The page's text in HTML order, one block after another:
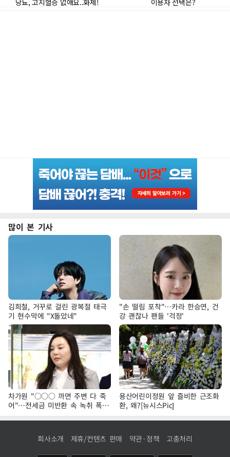
많이 본 기사
김희철, 거꾸로 걸린 광복절 태극
기 현수막에 "X돌았네"
"손 떨림 포착"…카라 한승연, 건
강 괜찮나 팬들 '걱정'
차가원 "○○○ 까면 주변 다 죽
어"…전세금 미반환 속 녹취 폭로
파장
용산어린이정원 앞 즐비한 근조화
환, 왜?[뉴시스Pic]
회사소개 제휴/컨텐츠 판매 약관·정책 고충처리